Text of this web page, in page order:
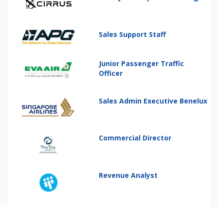
Sales Support Staff
Junior Passenger Traffic
Officer
Sales Admin Executive Benelux
Commercial Director
Revenue Analyst